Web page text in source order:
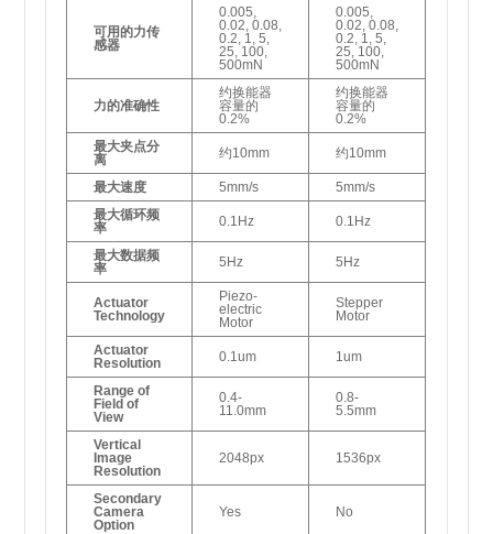
可用的力传
感器
0.005,
0.02, 0.08,
0.2, 1, 5,
25, 100,
500mN
0.005,
0.02, 0.08,
0.2, 1, 5,
25, 100,
500mN
力的准确性
约换能器
容量的
0.2%
约换能器
容量的
0.2%
最大夹点分
离
约10mm 约10mm
最大速度 5mm/s
5mm/s
最大循环频
率
0.1Hz 0.1Hz
最大数据频
率
5Hz 5Hz
Actuator
Technology
Piezo-
electric
Motor
Stepper
Motor
Actuator
Resolution
0.1um 1um
Range of
Field of
View
0.4-
11.0mm
0.8-
5.5mm
Vertical
Image
Resolution
2048px 1536px
Secondary
Camera
Option
Yes No